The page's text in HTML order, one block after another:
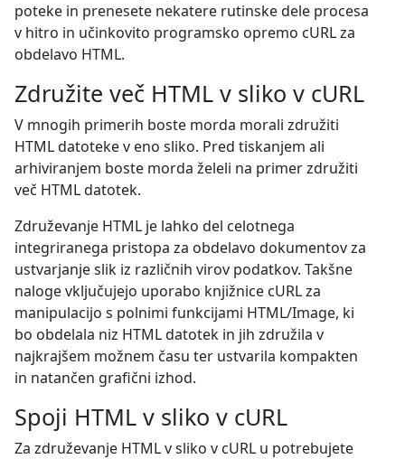
poteke in prenesete nekatere rutinske dele procesa
v hitro in učinkovito programsko opremo cURL za
obdelavo HTML.
Združite več HTML v sliko v cURL
V mnogih primerih boste morda morali združiti
HTML datoteke v eno sliko. Pred tiskanjem ali
arhiviranjem boste morda želeli na primer združiti
več HTML datotek.
Združevanje HTML je lahko del celotnega
integriranega pristopa za obdelavo dokumentov za
ustvarjanje slik iz različnih virov podatkov. Takšne
naloge vključujejo uporabo knjižnice cURL za
manipulacijo s polnimi funkcijami HTML/Image, ki
bo obdelala niz HTML datotek in jih združila v
najkrajšem možnem času ter ustvarila kompakten
in natančen grafični izhod.
Spoji HTML v sliko v cURL
Za združevanje HTML v sliko v cURL u potrebujete